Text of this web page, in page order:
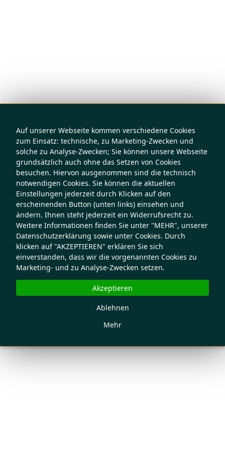
Auf unserer Webseite kommen verschiedene Cookies
zum Einsatz: technische, zu Marketing-Zwecken und
solche zu Analyse-Zwecken; Sie können unsere Webseite
grundsätzlich auch ohne das Setzen von Cookies
besuchen. Hiervon ausgenommen sind die technisch
notwendigen Cookies. Sie können die aktuellen
Einstellungen jederzeit durch Klicken auf den
erscheinenden Button (unten links) einsehen und
ändern. Ihnen steht jederzeit ein Widerrufsrecht zu.
Weitere Informationen finden Sie unter "MEHR", unserer
Datenschutzerklärung sowie unter Cookies. Durch
klicken auf "AKZEPTIEREN" erklären Sie sich
einverstanden, dass wir die vorgenannten Cookies zu
Marketing- und zu Analyse-Zwecken setzen.
Mehr
Ablehnen
Akzeptieren